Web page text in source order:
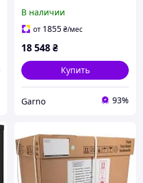
DN1909UECSW 9U 600х450
мм
В наличии
от 1855₴/мес
18 548₴
Купить
Garno 93%